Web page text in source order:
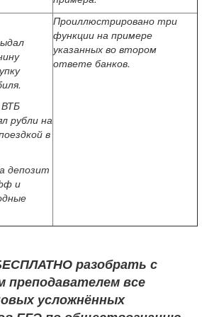
рубли на
в
депозит
и
Проиллюстрировано три
функции на примере
указанных во втором
ответе банков.
разобрать с
все
усложнённых